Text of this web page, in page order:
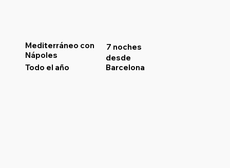
Mediterráneo con
Nápoles
Todo el año
desde
Barcelona
7 noches